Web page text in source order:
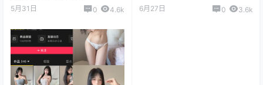
5月31日 0 4.6k 6月27日 0 3.6k